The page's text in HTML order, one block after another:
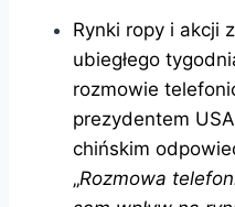
Rynki ropy i akcji
ubiegłego
rozmowie
prezydentem
chińskim
„Rozmowa